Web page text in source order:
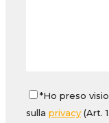
*Ho preso
sulla privacy (Art.